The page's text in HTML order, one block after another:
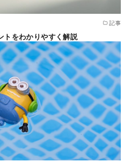
記事
トをわかりやすく解説